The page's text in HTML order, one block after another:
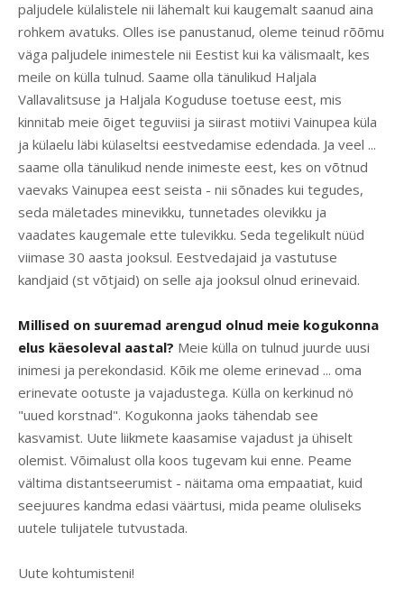
paljudele külalistele nii lähemalt kui kaugemalt saanud aina
rohkem avatuks. Olles ise panustanud, oleme teinud rõõmu
väga paljudele inimestele nii Eestist kui ka välismaalt, kes
meile on külla tulnud. Saame olla tänulikud Haljala
Vallavalitsuse ja Haljala Koguduse toetuse eest, mis
kinnitab meie õiget teguviisi ja siirast motiivi Vainupea küla
ja külaelu läbi külaseltsi eestvedamise edendada. Ja veel ...
saame olla tänulikud nende inimeste eest, kes on võtnud
vaevaks Vainupea eest seista - nii sõnades kui tegudes,
seda mäletades minevikku, tunnetades olevikku ja
vaadates kaugemale ette tulevikku. Seda tegelikult nüüd
viimase 30 aasta jooksul. Eestvedajaid ja vastutuse
kandjaid (st võtjaid) on selle aja jooksul olnud erinevaid.
Millised on suuremad arengud olnud meie kogukonna
elus käesoleval aastal? Meie külla on tulnud juurde uusi
inimesi ja perekondasid. Kõik me oleme erinevad ... oma
erinevate ootuste ja vajadustega. Külla on kerkinud nö
"uued korstnad". Kogukonna jaoks tähendab see
kasvamist. Uute liikmete kaasamise vajadust ja ühiselt
olemist. Võimalust olla koos tugevam kui enne. Peame
vältima distantseerumist - näitama oma empaatiat, kuid
seejuures kandma edasi väärtusi, mida peame oluliseks
uutele tulijatele tutvustada.
Uute kohtumisteni!